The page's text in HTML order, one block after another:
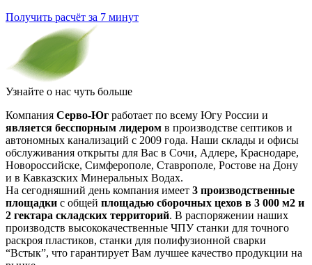
Получить расчёт за 7 минут
Узнайте о нас чуть больше
Компания Серво-Юг работает по всему Югу России и
является бесспорным лидером в производстве септиков и
автономных канализаций с 2009 года. Наши склады и офисы
обслуживания открыты для Вас в Сочи, Адлере, Краснодаре,
Новороссийске, Симферополе, Ставрополе, Ростове на Дону
и в Кавказских Минеральных Водах.
На сегодняшний день компания имеет 3 производственные
площадки с общей площадью сборочных цехов в 3 000 м2 и
2 гектара складских территорий. В распоряжении наших
производств высококачественные ЧПУ станки для точного
раскроя пластиков, станки для полифузионной сварки
“Встык”, что гарантирует Вам лучшее качество продукции на